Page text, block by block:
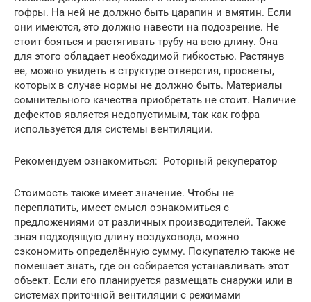
гофры. На ней не должно быть царапин и вмятин. Если
они имеются, это должно навести на подозрение. Не
стоит бояться и растягивать трубу на всю длину. Она
для этого обладает необходимой гибкостью. Растянув
ее, можно увидеть в структуре отверстия, просветы,
которых в случае нормы не должно быть. Материалы
сомнительного качества приобретать не стоит. Наличие
дефектов является недопустимым, так как гофра
используется для системы вентиляции.
Рекомендуем ознакомиться: Роторный рекуператор
Стоимость также имеет значение. Чтобы не
переплатить, имеет смысл ознакомиться с
предложениями от различных производителей. Также
зная подходящую длину воздуховода, можно
сэкономить определённую сумму. Покупателю также не
помешает знать, где он собирается устанавливать этот
объект. Если его планируется размещать снаружи или в
системах приточной вентиляции с режимами